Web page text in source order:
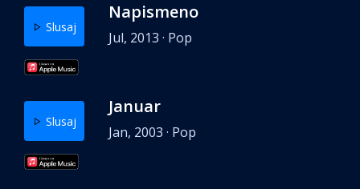
Slusaj
Napismeno
Jul, 2013 · Pop
Slusaj
Januar
Jan, 2003 · Pop